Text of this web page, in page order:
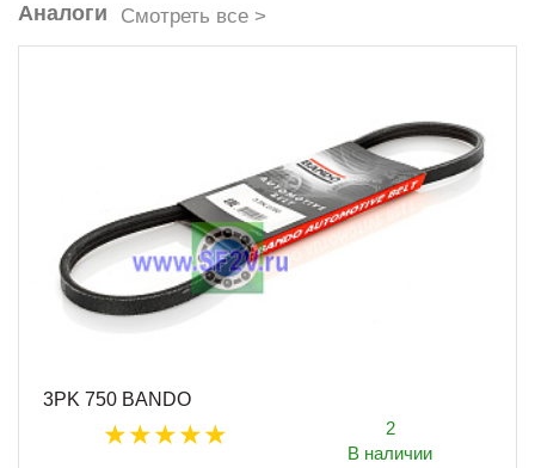
Аналоги Смотреть все >
3PK 750 BANDO
2
В наличии